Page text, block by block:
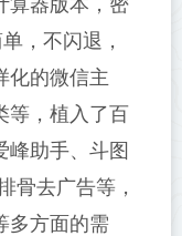
算器版本，密
，不闪退，
化的微信主
等，植入了百
峰助手、斗图
骨去广告等，
多方面的需